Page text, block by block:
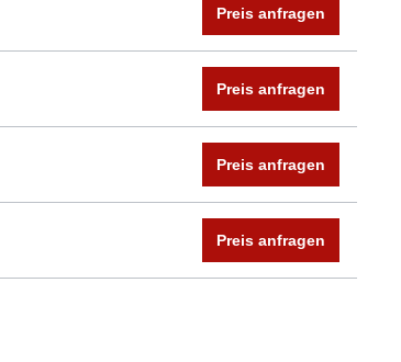
Preis anfragen
Preis anfragen
Preis anfragen
Preis anfragen